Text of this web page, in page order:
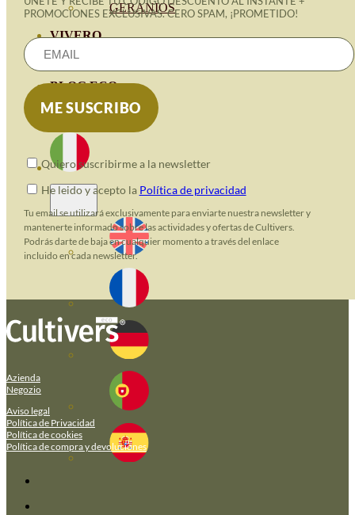
GERANIOS
VIVERO
RECURSOS
BLOG ECO
CONTATTO
PROMOCIONES EXCLUSIVAS. CERO SPAM, ¡PROMETIDO!
Quiero suscribirme a la newsletter
He leido y acepto la Política de privacidad
Tu email se utilizará exclusivamente para enviarte nuestra newsletter y
mantenerte informado sobre las actividades y ofertas de Cultivers.
Podrás darte de baja en cualquier momento a través del enlace
incluido en cada newsletter.
Azienda
Negozio
Aviso legal
Política de Privacidad
Política de cookies
Política de compra y devoluciones